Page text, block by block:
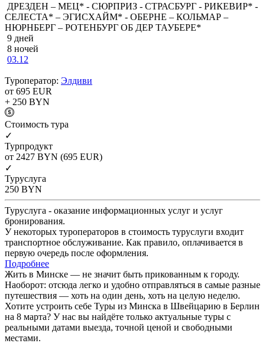
ДРЕЗДЕН – МЕЦ* - СЮРПРИЗ - СТРАСБУРГ - РИКЕВИР* -
СЕЛЕСТА* – ЭГИСХАЙМ* - ОБЕРНЕ – КОЛЬМАР –
НЮРНБЕРГ – РОТЕНБУРГ ОБ ДЕР ТАУБЕРЕ*
9 дней
8 ночей
03.12
Туроператор: Элдиви
от 695 EUR
+ 250 BYN
Cтоимость тура
✓
Турпродукт
от 2427 BYN (695 EUR)
✓
Туруслуга
250 BYN
Туруслуга - оказание информационных услуг и услуг
бронирования.
У некоторых туроператоров в стоимость туруслуги входит
транспортное обслуживание. Как правило, оплачивается в
первую очередь после оформления.
Подробнее
Жить в Минске — не значит быть прикованным к городу.
Наоборот: отсюда легко и удобно отправляться в самые разные
путешествия — хоть на один день, хоть на целую неделю.
Хотите устроить себе Туры из Минска в Швейцарию в Берлин
на 8 марта? У нас вы найдёте только актуальные туры с
реальными датами выезда, точной ценой и свободными
местами.